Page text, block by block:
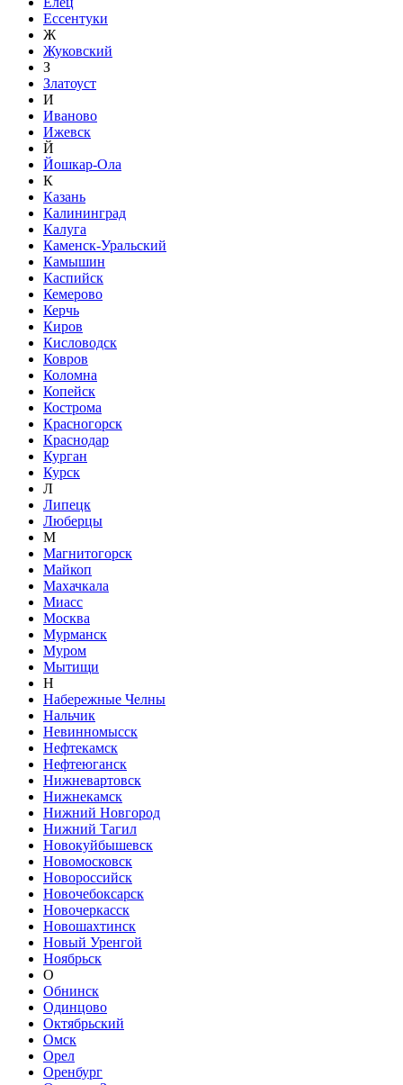
Ессентуки
Ж
Жуковский
З
Златоуст
И
Иваново
Ижевск
Й
Йошкар-Ола
К
Казань
Калининград
Калуга
Каменск-Уральский
Камышин
Каспийск
Кемерово
Керчь
Киров
Кисловодск
Ковров
Коломна
Копейск
Кострома
Красногорск
Краснодар
Курган
Курск
Л
Липецк
Люберцы
М
Магнитогорск
Майкоп
Махачкала
Миасс
Москва
Мурманск
Муром
Мытищи
Н
Набережные Челны
Нальчик
Невинномысск
Нефтекамск
Нефтеюганск
Нижневартовск
Нижнекамск
Нижний Новгород
Нижний Тагил
Новокуйбышевск
Новомосковск
Новороссийск
Новочебоксарск
Новочеркасск
Новошахтинск
Новый Уренгой
Ноябрьск
О
Обнинск
Одинцово
Октябрьский
Омск
Орел
Оренбург